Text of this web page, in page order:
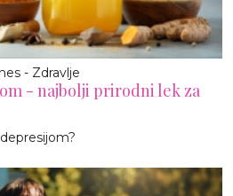
- Zdravlje
- najbolji prirodni lek za